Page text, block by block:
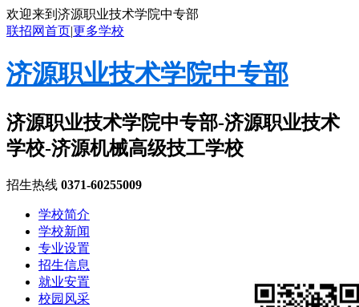
欢迎来到济源职业技术学院中专部
联招网首页|更多学校
济源职业技术学院中专部
济源职业技术学院中专部-济源职业技术
学校-济源机械高级技工学校
招生热线 0371-60255009
学校简介
学校新闻
专业设置
招生信息
就业安置
校园风采